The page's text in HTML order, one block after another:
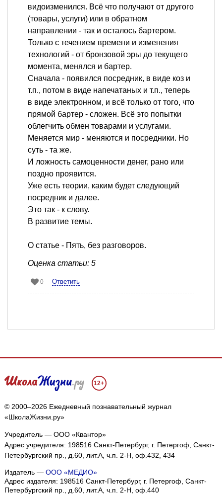
видоизменился. Всё что получают от другого
(товары, услуги) или в обратном
направлении - так и осталось бартером.
Только с течением времени и изменения
технологий - от бронзовой эры до текущего
момента, менялся и бартер.
Сначала - появился посредник, в виде коз и
т.п., потом в виде напечатаных и т.п., теперь
в виде электронном, и всё только от того, что
прямой бартер - сложен. Всё это попытки
облегчить обмен товарами и услугами.
Меняется мир - меняются и посредники. Но
суть - та же.
И ложность самоценности денег, рано или
поздно проявится.
Уже есть теории, каким будет следующий
посредник и далее.
Это так - к слову.
В развитие темы.
О статье - Пять, без разговоров.
Оценка статьи: 5
0 Ответить
12+
© 2000–2026 Ежедневный познавательный журнал
«ШколаЖизни.ру»
Учредитель — ООО «Квантор»
Адрес учредителя: 198516 Санкт-Петербург, г. Петергоф, Санкт-
Петербургский пр., д.60, лит.А, ч.п. 2-Н, оф.432, 434
Издатель — ООО «МЕДИО»
Адрес издателя: 198516 Санкт-Петербург, г. Петергоф, Санкт-
Петербургский пр., д.60, лит.А, ч.п. 2-Н, оф.440